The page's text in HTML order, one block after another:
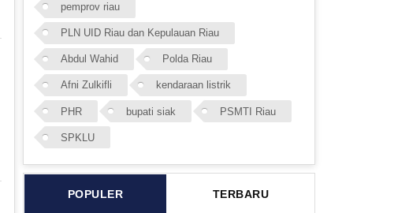
pemprov riau
PLN UID Riau dan Kepulauan Riau
Abdul Wahid Polda Riau
Afni Zulkifli kendaraan listrik
PHR bupati siak PSMTI Riau
SPKLU
POPULER TERBARU